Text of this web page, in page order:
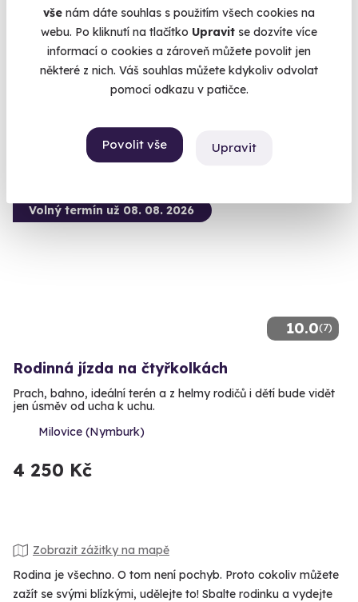
vše nám dáte souhlas s použitím všech cookies na
webu. Po kliknutí na tlačítko Upravit se dozvíte více
informací o cookies a zároveň můžete povolit jen
některé z nich. Váš souhlas můžete kdykoliv odvolat
pomocí odkazu v patičce.
Povolit vše Upravit
Rodinná jízda v buggy Can-am Maverick
Projeďte se s rodinkou jako na Rallye Dakar!
Milovice (Nymburk)
4 490 Kč
10.0(7)
Volný termín už 08. 08. 2026
Rodinná jízda na čtyřkolkách
Prach, bahno, ideální terén a z helmy rodičů i dětí bude vidět
jen úsměv od ucha k uchu.
Milovice (Nymburk)
4 250 Kč
Zobrazit zážitky na mapě
Rodina je všechno. O tom není pochyb. Proto cokoliv můžete
zažít se svými blízkými, udělejte to! Sbalte rodinku a vydejte